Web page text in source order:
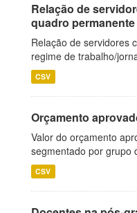
Relação de
quadro
Relação de servidores
regime de trabalho/
CSV
Orçamento
Valor do orçamento
segmentado por grupo
CSV